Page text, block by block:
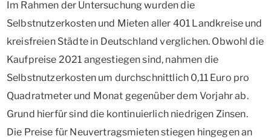
Im Rahmen der Untersuchung wurden die
Selbstnutzerkosten und Mieten aller 401 Landkreise und
kreisfreien Städte in Deutschland verglichen. Obwohl die
Kaufpreise 2021 angestiegen sind, nahmen die
Selbstnutzerkosten um durchschnittlich 0,11 Euro pro
Quadratmeter und Monat gegenüber dem Vorjahr ab.
Grund hierfür sind die kontinuierlich niedrigen Zinsen.
Die Preise für Neuvertragsmieten stiegen hingegen an